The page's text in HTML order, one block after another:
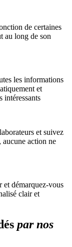
de certaines
au long de son
les informations
et
intéressants
et suivez
aucune action ne
et démarquez-vous
clair et
par nos